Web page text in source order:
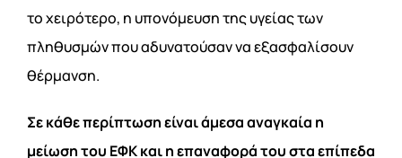
το χειρότερο, η υπονόμευση της υγείας των
πληθυσμών που αδυνατούσαν να εξασφαλίσουν
θέρμανση.
Σε κάθε περίπτωση είναι άμεσα αναγκαία η
μείωση του ΕΦΚ και η επαναφορά του στα επίπεδα